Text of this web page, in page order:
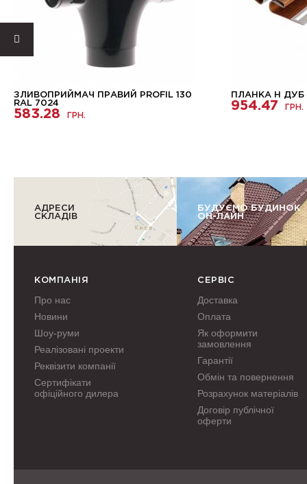
ЗЛИВОПРИЙМАЧ ПРАВИЙ PROFIL 130
RAL 7024
583.28 ГРН.
ПЛАНКА H
954.47 ГРН.
АДРЕСИ
СКЛАДІВ
БУДУЄМО БУДИНОК
ОН-ЛАЙН
КОМПАНІЯ
Про нас
Новини
Шоу-руми
Реалізовані проекти
Реквізити компанії
Сертифікати
офіційного дилера
СЕРВІС
Доставка
Оплата
Як оформити
замовлення
Гарантії
Обмін та повернення
Розрахунок матеріалів
Договір публічної
оферти